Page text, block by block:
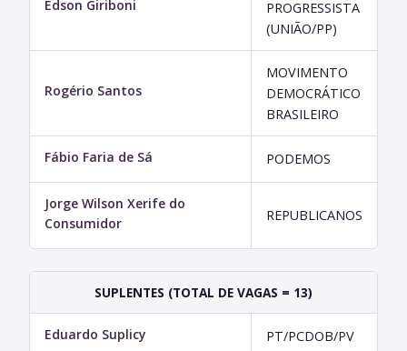
Edson Giriboni
PROGRESSISTA
(UNIÃO/PP)
Rogério Santos
MOVIMENTO
DEMOCRÁTICO
BRASILEIRO
Fábio Faria de Sá PODEMOS
Jorge Wilson Xerife do
Consumidor
REPUBLICANOS
SUPLENTES (TOTAL DE VAGAS = 13)
Eduardo Suplicy PT/PCDOB/PV